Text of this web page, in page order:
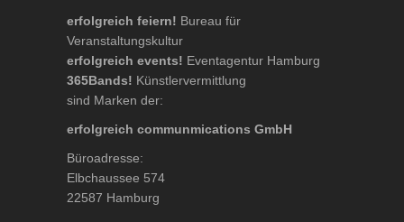
erfolgreich feiern! Bureau für
Veranstaltungskultur
erfolgreich events! Eventagentur Hamburg
365Bands! Künstlervermittlung
sind Marken der:
erfolgreich communmications GmbH
Büroadresse:
Elbchaussee 574
22587 Hamburg